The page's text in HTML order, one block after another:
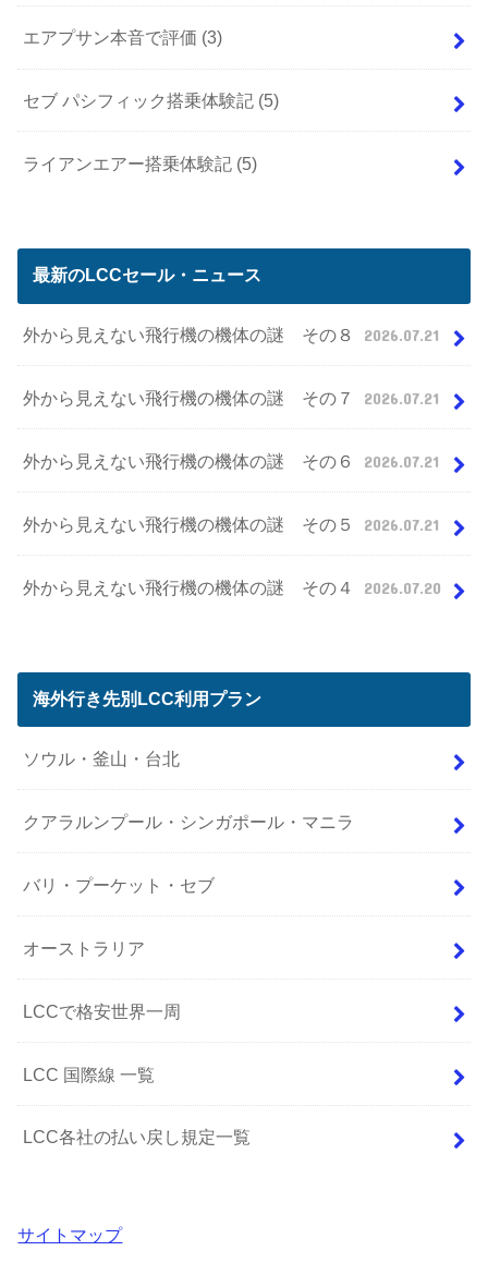
エアプサン本音で評価 (3)
セブ パシフィック搭乗体験記 (5)
ライアンエアー搭乗体験記 (5)
最新のLCCセール・ニュース
外から見えない飛行機の機体の謎 その８ 2026.07.21
外から見えない飛行機の機体の謎 その７ 2026.07.21
外から見えない飛行機の機体の謎 その６ 2026.07.21
外から見えない飛行機の機体の謎 その５ 2026.07.21
外から見えない飛行機の機体の謎 その４ 2026.07.20
海外行き先別LCC利用プラン
ソウル・釜山・台北
クアラルンプール・シンガポール・マニラ
バリ・プーケット・セブ
オーストラリア
LCCで格安世界一周
LCC 国際線 一覧
LCC各社の払い戻し規定一覧
サイトマップ